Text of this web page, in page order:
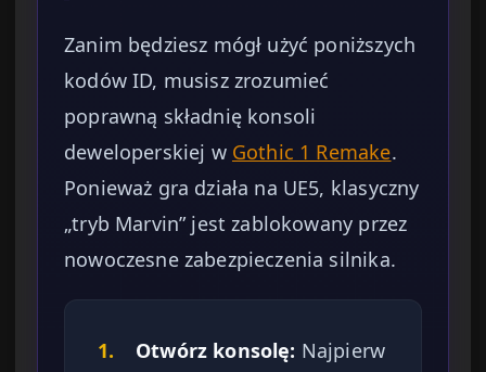
Zanim będziesz mógł użyć poniższych
kodów ID, musisz zrozumieć
poprawną składnię konsoli
deweloperskiej w Gothic 1 Remake.
Ponieważ gra działa na UE5, klasyczny
„tryb Marvin” jest zablokowany przez
nowoczesne zabezpieczenia silnika.
1. Otwórz konsolę: Najpierw